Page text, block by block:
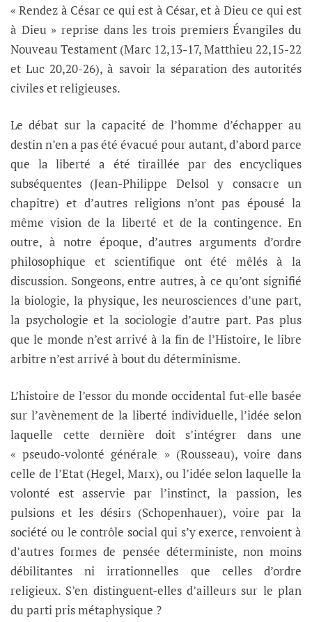
« Rendez à César ce qui est à César, et à Dieu ce qui est
à Dieu » reprise dans les trois premiers Évangiles du
Nouveau Testament (Marc 12,13-17, Matthieu 22,15-22
et Luc 20,20-26), à savoir la séparation des autorités
civiles et religieuses.
Le débat sur la capacité de l’homme d’échapper au
destin n’en a pas été évacué pour autant, d’abord parce
que la liberté a été tiraillée par des encycliques
subséquentes (Jean-Philippe Delsol y consacre un
chapitre) et d’autres religions n’ont pas épousé la
même vision de la liberté et de la contingence. En
outre, à notre époque, d’autres arguments d’ordre
philosophique et scientifique ont été mêlés à la
discussion. Songeons, entre autres, à ce qu’ont signifié
la biologie, la physique, les neurosciences d’une part,
la psychologie et la sociologie d’autre part. Pas plus
que le monde n’est arrivé à la fin de l’Histoire, le libre
arbitre n’est arrivé à bout du déterminisme.
L’histoire de l’essor du monde occidental fut-elle basée
sur l’avènement de la liberté individuelle, l’idée selon
laquelle cette dernière doit s’intégrer dans une
« pseudo-volonté générale » (Rousseau), voire dans
celle de l’Etat (Hegel, Marx), ou l’idée selon laquelle la
volonté est asservie par l’instinct, la passion, les
pulsions et les désirs (Schopenhauer), voire par la
société ou le contrôle social qui s’y exerce, renvoient à
d’autres formes de pensée déterministe, non moins
débilitantes ni irrationnelles que celles d’ordre
religieux. S’en distinguent-elles d’ailleurs sur le plan
du parti pris métaphysique ?